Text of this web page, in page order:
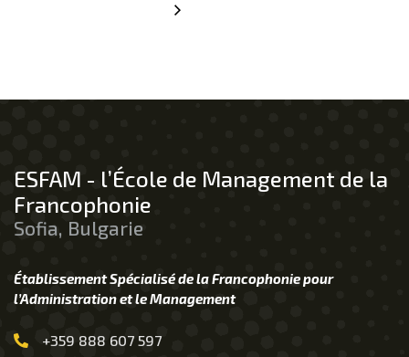
ESFAM - l’École de Management de la
Francophonie
Sofia, Bulgarie
Établissement Spécialisé de la Francophonie pour
l’Administration et le Management
+359 888 607 597